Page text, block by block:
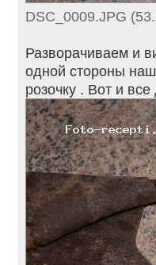
DSC_0009.JPG
Разворачиваем и
одной стороны
розочку . Вот и все